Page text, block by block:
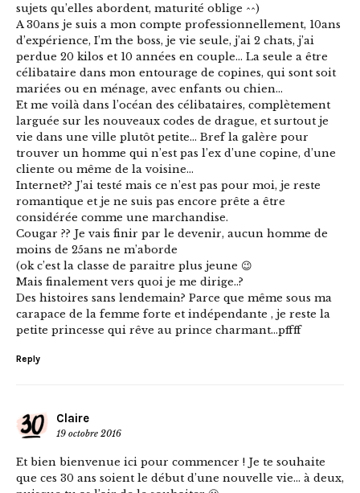
sujets qu’elles abordent, maturité oblige ^^)
A 30ans je suis a mon compte professionnellement, 10ans
d’expérience, I’m the boss, je vie seule, j’ai 2 chats, j’ai
perdue 20 kilos et 10 années en couple… La seule a être
célibataire dans mon entourage de copines, qui sont soit
mariées ou en ménage, avec enfants ou chien…
Et me voilà dans l’océan des célibataires, complètement
larguée sur les nouveaux codes de drague, et surtout je
vie dans une ville plutôt petite… Bref la galère pour
trouver un homme qui n’est pas l’ex d’une copine, d’une
cliente ou même de la voisine…
Internet?? J’ai testé mais ce n’est pas pour moi, je reste
romantique et je ne suis pas encore prête a être
considérée comme une marchandise.
Cougar ?? Je vais finir par le devenir, aucun homme de
moins de 25ans ne m’aborde
(ok c’est la classe de paraitre plus jeune 😉
Mais finalement vers quoi je me dirige..?
Des histoires sans lendemain? Parce que même sous ma
carapace de la femme forte et indépendante , je reste la
petite princesse qui rêve au prince charmant…pffff
Reply
Claire
19 octobre 2016
Et bien bienvenue ici pour commencer ! Je te souhaite
que ces 30 ans soient le début d’une nouvelle vie… à deux,